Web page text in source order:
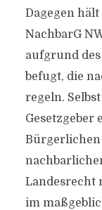
Dagegen hält
NachbarG
aufgrund des
befugt, die
regeln.
Gesetzgeber
Bürgerlichen
Landesrecht
im